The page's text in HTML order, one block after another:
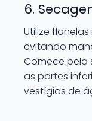
6.
Utilize
evitando
Comece pela
as partes
vestígios de